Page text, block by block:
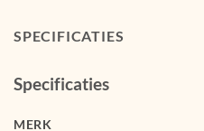
SPECIFICATIES
Specificaties
MERK